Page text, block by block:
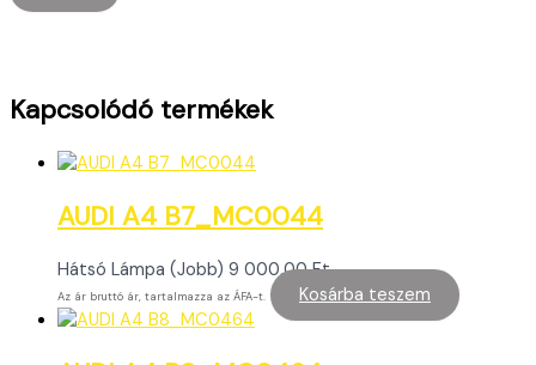
Kapcsolódó termékek
AUDI A4 B7_MC0044
Hátsó Lámpa (Jobb) 9 000,00Ft
Az ár bruttó ár, tartalmazza az ÁFA-t. Kosárba teszem